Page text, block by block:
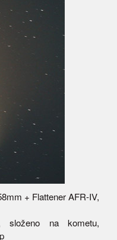
+ Flattener AFR-IV,
složeno na kometu,